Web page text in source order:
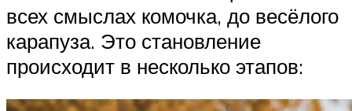
всех смыслах комочка, до весёлого
карапуза. Это становление
происходит в несколько этапов: